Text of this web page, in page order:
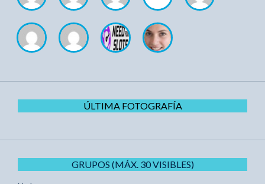
ÚLTIMA FOTOGRAFÍA
GRUPOS (MÁX. 30 VISIBLES)